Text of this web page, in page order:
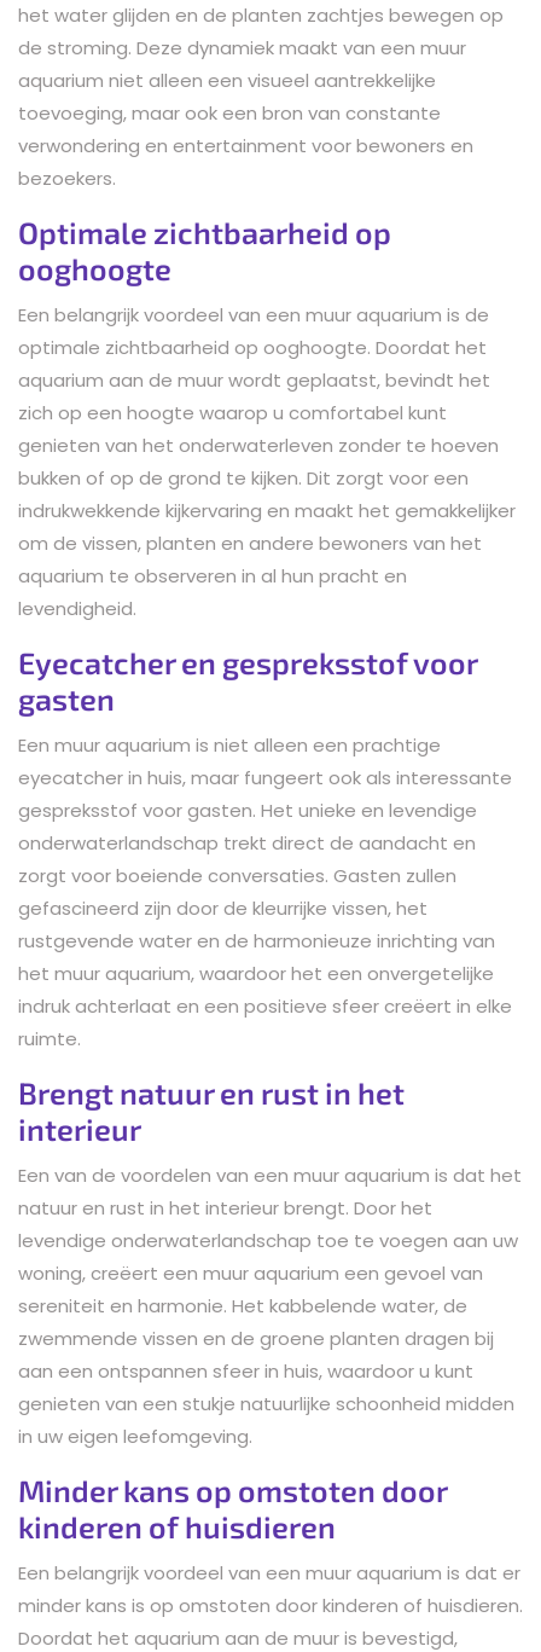
het water glijden en de planten zachtjes bewegen op
de stroming. Deze dynamiek maakt van een muur
aquarium niet alleen een visueel aantrekkelijke
toevoeging, maar ook een bron van constante
verwondering en entertainment voor bewoners en
bezoekers.
Optimale zichtbaarheid op
ooghoogte
Een belangrijk voordeel van een muur aquarium is de
optimale zichtbaarheid op ooghoogte. Doordat het
aquarium aan de muur wordt geplaatst, bevindt het
zich op een hoogte waarop u comfortabel kunt
genieten van het onderwaterleven zonder te hoeven
bukken of op de grond te kijken. Dit zorgt voor een
indrukwekkende kijkervaring en maakt het gemakkelijker
om de vissen, planten en andere bewoners van het
aquarium te observeren in al hun pracht en
levendigheid.
Eyecatcher en gespreksstof voor
gasten
Een muur aquarium is niet alleen een prachtige
eyecatcher in huis, maar fungeert ook als interessante
gespreksstof voor gasten. Het unieke en levendige
onderwaterlandschap trekt direct de aandacht en
zorgt voor boeiende conversaties. Gasten zullen
gefascineerd zijn door de kleurrijke vissen, het
rustgevende water en de harmonieuze inrichting van
het muur aquarium, waardoor het een onvergetelijke
indruk achterlaat en een positieve sfeer creëert in elke
ruimte.
Brengt natuur en rust in het
interieur
Een van de voordelen van een muur aquarium is dat het
natuur en rust in het interieur brengt. Door het
levendige onderwaterlandschap toe te voegen aan uw
woning, creëert een muur aquarium een gevoel van
sereniteit en harmonie. Het kabbelende water, de
zwemmende vissen en de groene planten dragen bij
aan een ontspannen sfeer in huis, waardoor u kunt
genieten van een stukje natuurlijke schoonheid midden
in uw eigen leefomgeving.
Minder kans op omstoten door
kinderen of huisdieren
Een belangrijk voordeel van een muur aquarium is dat er
minder kans is op omstoten door kinderen of huisdieren.
Doordat het aquarium aan de muur is bevestigd,